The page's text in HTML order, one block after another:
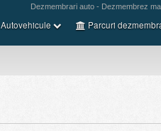
Dezmembrari auto - Dezmembrez
Autovehicule Parcuri